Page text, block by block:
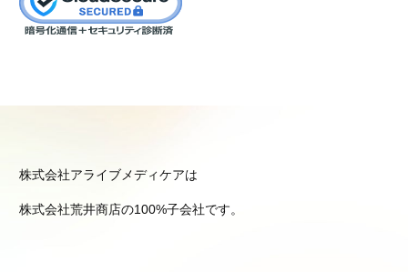
株式会社アライブメディケアは
株式会社荒井商店の100%子会社です。